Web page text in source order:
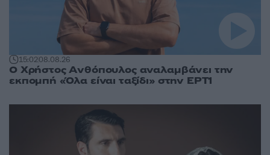
15:0208.08.26
Ο Χρήστος Ανθόπουλος αναλαμβάνει την
εκπομπή «Όλα είναι ταξίδι» στην ΕΡΤ1